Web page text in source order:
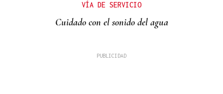
VÍA DE SERVICIO
Cuidado con el sonido del agua